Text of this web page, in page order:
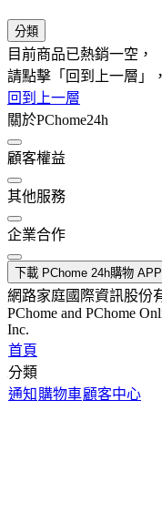
分類
目前商品已熱銷一空，
請點擊「回到上一層」
回到上一層
關於PChome24h
顧客權益
其他服務
企業合作
下載 PChome 24h購物 APP
網路家庭國際資訊股份
PChome and PChome
Inc.
首頁
分類
通知 購物車顧客中心